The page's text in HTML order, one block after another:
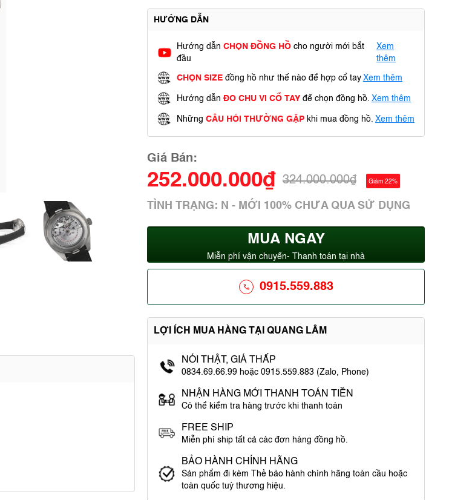
HƯỚNG DẪN
Hướng dẫn CHỌN ĐỒNG HỒ cho người mới bắt
đầu
Xem
thêm
CHỌN SIZE đồng hồ như thế nào để hợp cổ tay Xem thêm
Hướng dẫn ĐO CHU VI CỔ TAY để chọn đồng hồ. Xem thêm
Những CÂU HỎI THƯỜNG GẶP khi mua đồng hồ. Xem thêm
Giá Bán:
252.000.000₫ 324.000.000₫ Giảm 22%
TÌNH TRẠNG: N - MỚI 100% CHƯA QUA SỬ DỤNG
MUA NGAY
Miễn phí vận chuyển- Thanh toán tại nhà
0915.559.883
LỢI ÍCH MUA HÀNG TẠI QUANG LÂM
NÓI THẬT, GIÁ THẤP
0834.69.66.99 hoặc 0915.559.883 (Zalo, Phone)
NHẬN HÀNG MỚI THANH TOÁN TIỀN
Có thể kiểm tra hàng trước khi thanh toán
FREE SHIP
Miễn phí ship tất cả các đơn hàng đồng hồ.
BẢO HÀNH CHÍNH HÃNG
Sản phẩm đi kèm Thẻ bảo hành chính hãng toàn cầu hoặc
toàn quốc tuỳ thương hiệu.